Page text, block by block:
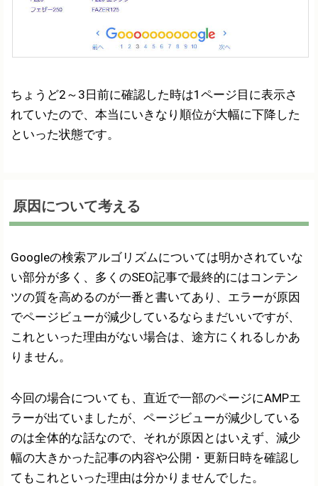
ちょうど2～3日前に確認した時は1ページ目に表示さ
れていたので、本当にいきなり順位が大幅に下降した
といった状態です。
原因について考える
Googleの検索アルゴリズムについては明かされていな
い部分が多く、多くのSEO記事で最終的にはコンテン
ツの質を高めるのが一番と書いてあり、エラーが原因
でページビューが減少しているならまだいいですが、
これといった理由がない場合は、途方にくれるしかあ
りません。
今回の場合についても、直近で一部のページにAMPエ
ラーが出ていましたが、ページビューが減少している
のは全体的な話なので、それが原因とはいえず、減少
幅の大きかった記事の内容や公開・更新日時を確認し
てもこれといった理由は分かりませんでした。